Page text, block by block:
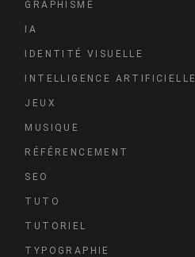
GRAPHISME
IA
IDENTITÉ VISUELLE
INTELLIGENCE ARTIFICIELLE
JEUX
MUSIQUE
RÉFÉRENCEMENT
SEO
TUTO
TUTORIEL
TYPOGRAPHIE